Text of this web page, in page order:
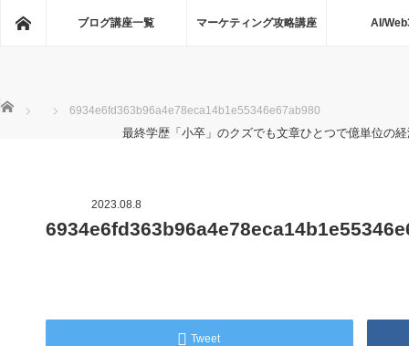
ホームブログ講座一覧 マーケティング攻略講座 AI/
最終学歴「小卒」のクズでも文章ひとつで億単位の
ホーム 6934e6fd363b96a4e78eca14b1e55346e67ab980
2023.08.8
Tweet